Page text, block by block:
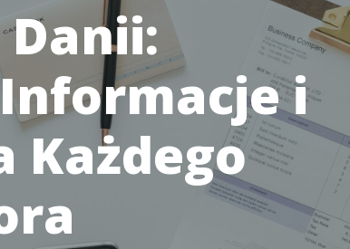
i
Każdego